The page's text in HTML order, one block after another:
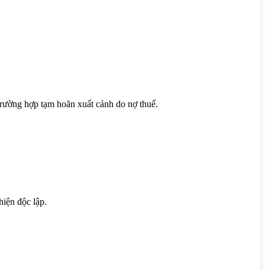
hợp tạm hoãn xuất cảnh do nợ thuế.
độc lập.